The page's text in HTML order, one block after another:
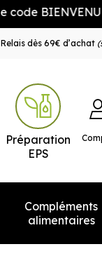
dès 69€ d’achat
Préparation
EPS
Compléments
alimentaires